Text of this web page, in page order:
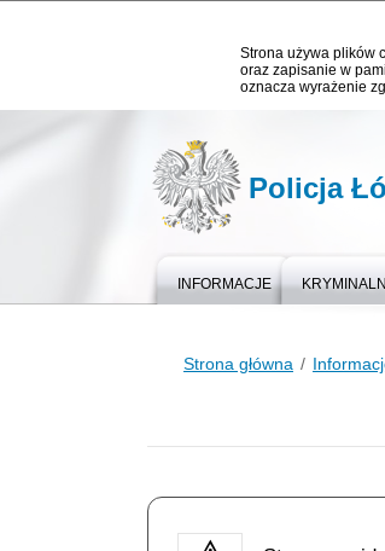
Strona używa plików
oraz zapisanie w
oznacza wyrażenie
Policja
INFORMACJE
Strona główna